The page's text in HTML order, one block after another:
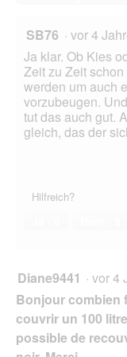
SB76 · vor 4
Ja klar. Ob Kies
Zeit zu Zeit
werden um auch
vorzubeugen.
tut das auch gut.
gleich, das der
Hilfreich?
Diane9441 · vor 4
Bonjour combien
couvrir un 100
possible de